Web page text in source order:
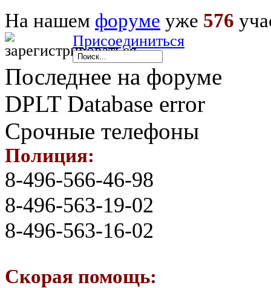
На нашем форуме уже 576
Присоединиться
Последнее на форуме
DPLT Database error
Срочные телефоны
Полиция:
8-496-566-46-98
8-496-563-19-02
8-496-563-16-02
Скорая помощь: